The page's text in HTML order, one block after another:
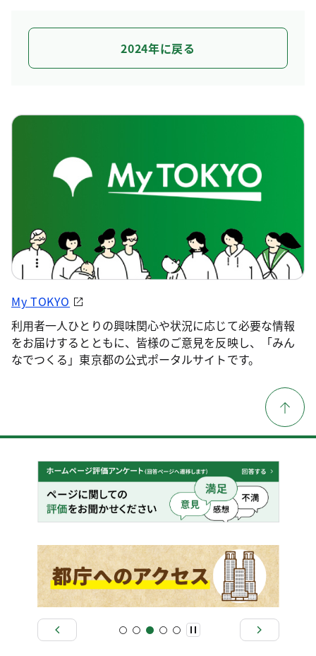
2024年に戻る
My TOKYO
利用者一人ひとりの興味関心や状況に応じて必要な情報
をお届けするとともに、皆様のご意見を反映し、「みん
なでつくる」東京都の公式ポータルサイトです。